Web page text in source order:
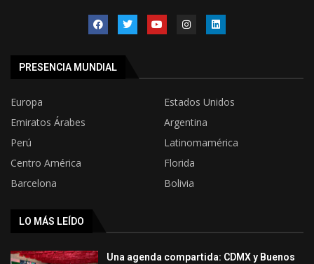
PRESENCIA MUNDIAL
Europa
Estados Unidos
Emiratos Árabes
Argentina
Perú
Latinomamérica
Centro América
Florida
Barcelona
Bolivia
LO MÁS LEÍDO
Una agenda compartida: CDMX y Buenos